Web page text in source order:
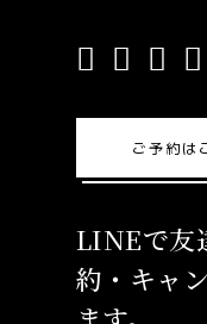
ご予約は
LINEで友
約・キャ